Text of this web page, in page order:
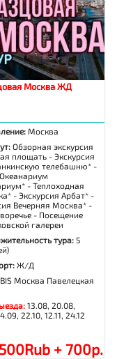
Москва ЖД
Москва
Обзорная экскурсия
площать - Экскурсия
телебашню* -
- Теплоходная
- Экскурсия Арбат* -
Вечерняя Москва* -
- Посещение
галереи
тура: 5
Ж/Д
Москва Павелецкая
13.08, 20.08,
22.10, 12.11, 24.12
+ 700р.